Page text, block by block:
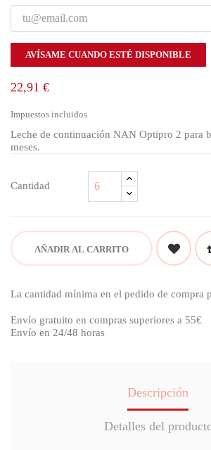
AVÍSAME CUANDO ESTÉ DISPONIBLE
22,91 €
Impuestos incluidos
Leche de continuación NAN Optipro 2 para
meses.
Cantidad
AÑADIR AL CARRITO
La cantidad mínima en el pedido de compra
Envío gratuito en compras superiores a 55€
Envío en 24/48 horas
Descripción
Detalles del